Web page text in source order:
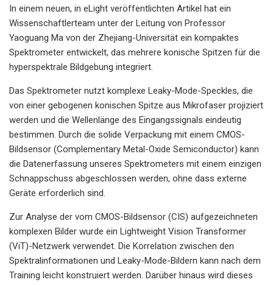
In einem neuen, in eLight veröffentlichten Artikel hat ein
Wissenschaftlerteam unter der Leitung von Professor
Yaoguang Ma von der Zhejiang-Universität ein kompaktes
Spektrometer entwickelt, das mehrere konische Spitzen für die
hyperspektrale Bildgebung integriert.
Das Spektrometer nutzt komplexe Leaky-Mode-Speckles, die
von einer gebogenen konischen Spitze aus Mikrofaser projiziert
werden und die Wellenlänge des Eingangssignals eindeutig
bestimmen. Durch die solide Verpackung mit einem CMOS-
Bildsensor (Complementary Metal-Oxide Semiconductor) kann
die Datenerfassung unseres Spektrometers mit einem einzigen
Schnappschuss abgeschlossen werden, ohne dass externe
Geräte erforderlich sind.
Zur Analyse der vom CMOS-Bildsensor (CIS) aufgezeichneten
komplexen Bilder wurde ein Lightweight Vision Transformer
(ViT)-Netzwerk verwendet. Die Korrelation zwischen den
Spektralinformationen und Leaky-Mode-Bildern kann nach dem
Training leicht konstruiert werden. Darüber hinaus wird dieses